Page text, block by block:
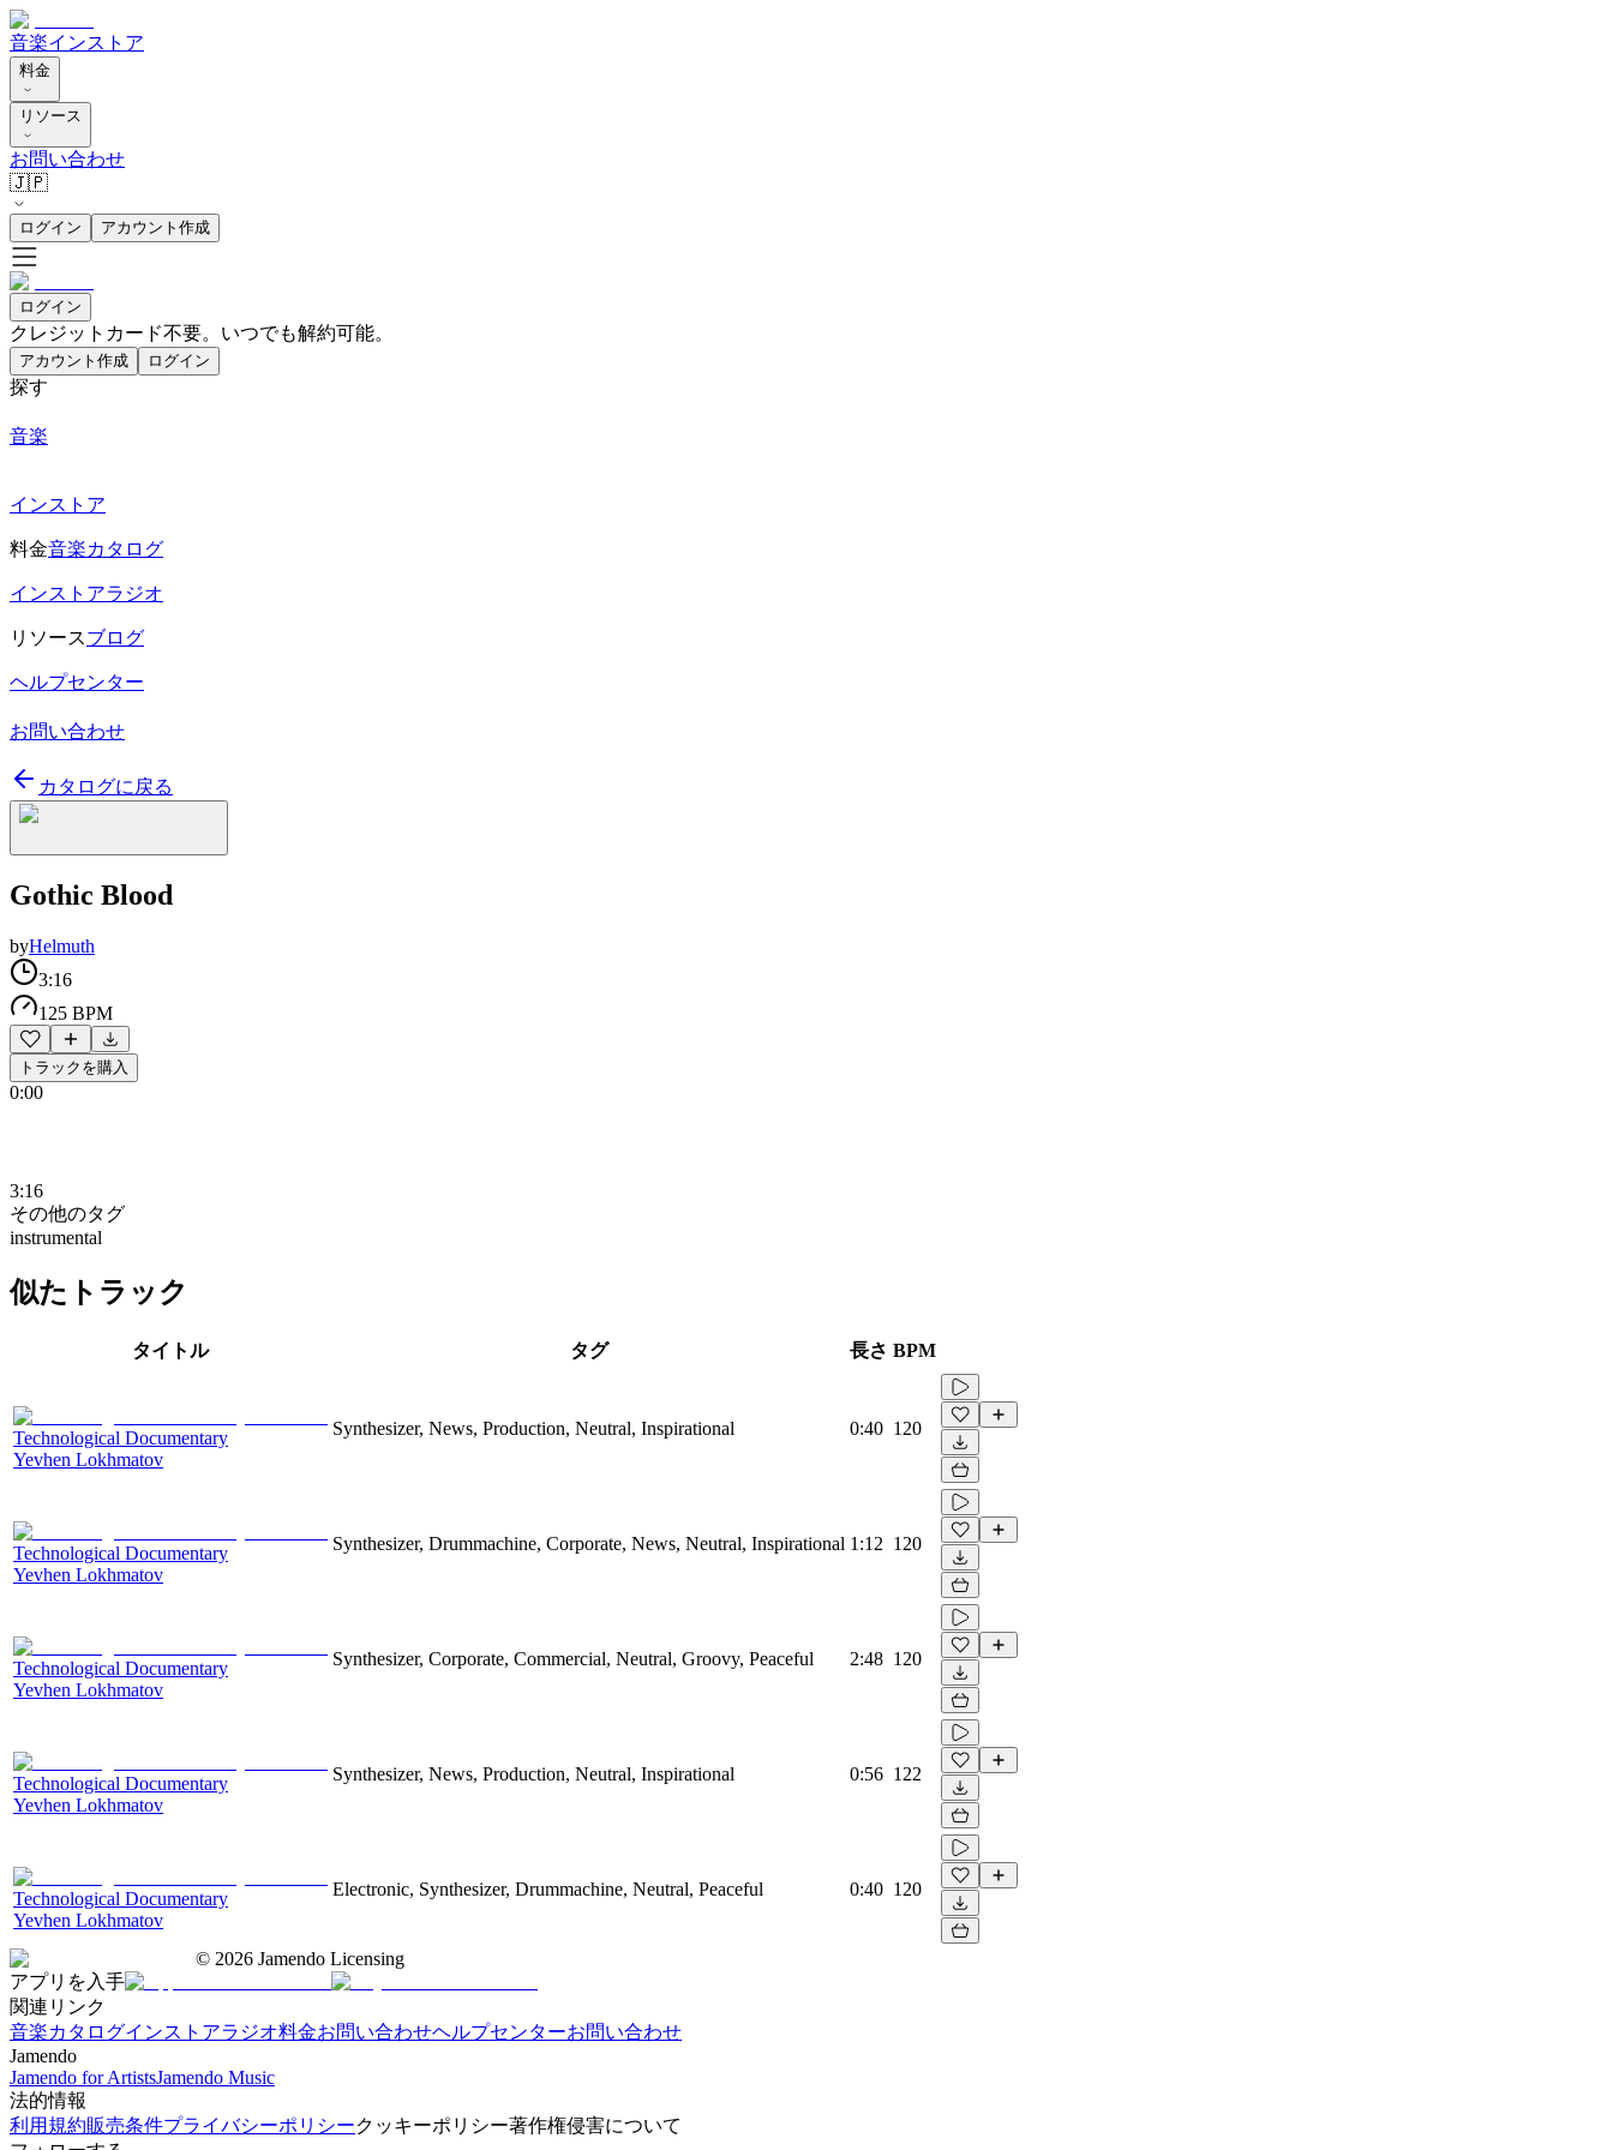
音楽インストア
料金
リソース
お問い合わせ
🇯🇵
ログイン アカウント作成
ログイン
クレジットカード不要。いつでも解約可能。
アカウント作成 ログイン
探す
音楽
インストア
料金音楽カタログ
インストアラジオ
リソースブログ
ヘルプセンター
お問い合わせ
カタログに戻る
Gothic Blood
byHelmuth
3:16
125 BPM
トラックを購入
0:00
3:16
その他のタグ
instrumental
似たトラック
タイトル タグ 長さ BPM
Technological Documentary
Yevhen Lokhmatov
Synthesizer, News, Production, Neutral, Inspirational 0:40 120
Technological Documentary
Yevhen Lokhmatov
Synthesizer, Drummachine, Corporate, News, Neutral, Inspirational 1:12 120
Technological Documentary
Yevhen Lokhmatov
Synthesizer, Corporate, Commercial, Neutral, Groovy, Peaceful 2:48 120
Technological Documentary
Yevhen Lokhmatov
Synthesizer, News, Production, Neutral, Inspirational 0:56 122
Technological Documentary
Yevhen Lokhmatov
Electronic, Synthesizer, Drummachine, Neutral, Peaceful 0:40 120
© 2026 Jamendo Licensing
アプリを入手
関連リンク
音楽カタログインストアラジオ料金お問い合わせヘルプセンターお問い合わせ
Jamendo
Jamendo for ArtistsJamendo Music
法的情報
利用規約販売条件プライバシーポリシークッキーポリシー著作権侵害について